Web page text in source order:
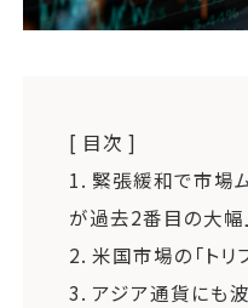
[ 目次 ]
1. 緊張緩和で市場
が過去2番目の大幅
2. 米国市場の「トリ
3. アジア通貨にも